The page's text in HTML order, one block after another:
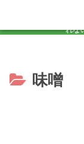
アラフォーの美容と
してから判定！添加
れな
本サイトのコ
味噌